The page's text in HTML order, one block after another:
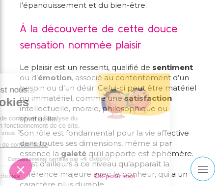
l’épanouissement et du bien-être.
À la découverte de cette douce
sensation nommée plaisir
Le plaisir est un ressenti, qualifié de sentiment
ou d’émotion, associé au contentement d’un
besoin ou d’un désir. Celui-ci peut être matériel
ou immatériel, comme unesatisfaction
intellectuelle, morale, philosophique ou
spirituelle.
Son rôle est fondamental pour la vie affective
dans toutes ses dimensions, même si par
essence la gaieté qu’il apporte est éphémère.
C’est d’ailleurs à ce niveau qu’apparaît la
différence majeure avec le bonheur, qui a un